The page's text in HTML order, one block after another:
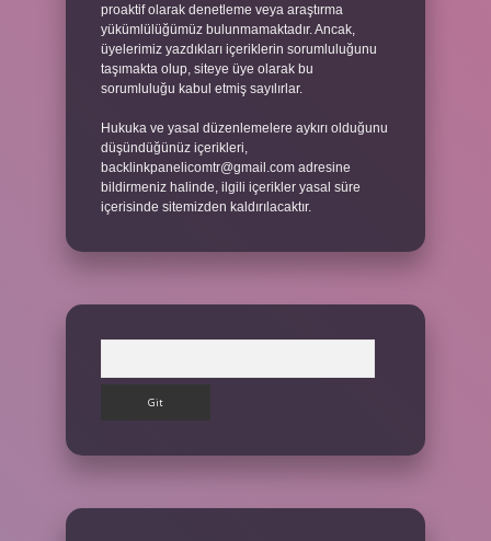
proaktif olarak denetleme veya araştırma
yükümlülüğümüz bulunmamaktadır. Ancak,
üyelerimiz yazdıkları içeriklerin sorumluluğunu
taşımakta olup, siteye üye olarak bu
sorumluluğu kabul etmiş sayılırlar.
Hukuka ve yasal düzenlemelere aykırı olduğunu
düşündüğünüz içerikleri,
backlinkpanelicomtr@gmail.com adresine
bildirmeniz halinde, ilgili içerikler yasal süre
içerisinde sitemizden kaldırılacaktır.